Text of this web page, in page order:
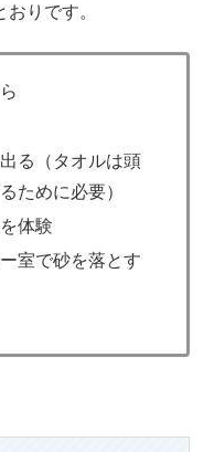
りです。
る（タオルは頭
ために必要）
体験
室で砂を落とす